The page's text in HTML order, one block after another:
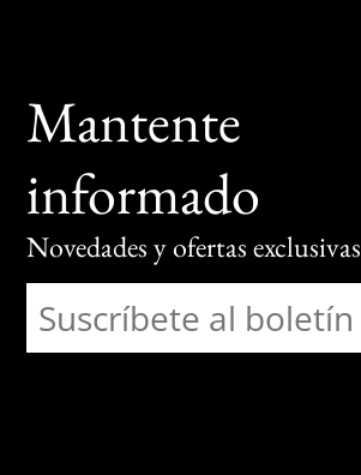
Mantente
informado
Novedades y ofertas exclusivas